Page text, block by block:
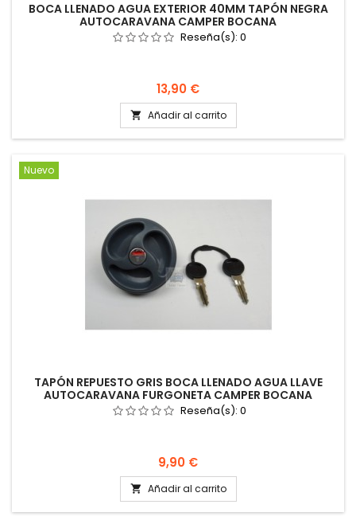
BOCA LLENADO AGUA EXTERIOR 40MM TAPÓN NEGRA
AUTOCARAVANA CAMPER BOCANA
Reseña(s): 0
Precio
13,90 €
 Añadir al carrito
Nuevo
TAPÓN REPUESTO GRIS BOCA LLENADO AGUA LLAVE
AUTOCARAVANA FURGONETA CAMPER BOCANA
Reseña(s): 0
Precio
9,90 €
 Añadir al carrito